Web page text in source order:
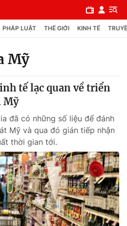
PHÁP LUẬT THẾ GIỚI KINH TẾ
Mỹ
tế lạc quan về triển
Mỹ
đã có những số liệu để đánh
Mỹ và qua đó gián tiếp nhận
thời gian tới.